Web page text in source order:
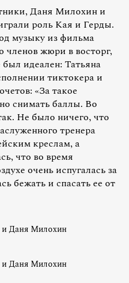
Даня Милохин и
роль Кая и Герды.
музыку из фильма
членов жюри в восторг,
идеален: Татьяна
тиктокера и
«За такое
снимать баллы. Во
Не было ничего, что
тренера
креслам, а
что во время
очень испугалась за
бежать и спасать ее от
и Даня Милохин
и Даня Милохин